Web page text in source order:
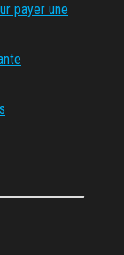
payer une